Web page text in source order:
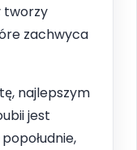
tworzy
zachwyca
najlepszym
jest